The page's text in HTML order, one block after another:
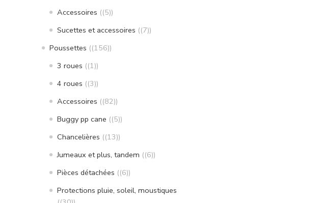
Accessoires (5)
Sucettes et accessoires (7)
Poussettes (156)
3 roues (1)
4 roues (3)
Accessoires (82)
Buggy pp cane (5)
Chancelières (13)
Jumeaux et plus, tandem (6)
Pièces détachées (6)
Protections pluie, soleil, moustiques